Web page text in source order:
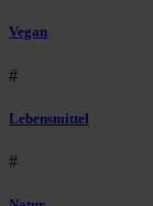
Vegan
#
Lebensmittel
#